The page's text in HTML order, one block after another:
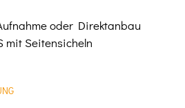
oder Direktanbau
mit Seitensicheln